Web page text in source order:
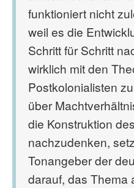
funktioniert nicht
weil es die
Schritt für Schritt
wirklich mit den
Postkolonialisten
über
die Konstruktion
nachzudenken,
Tonangeber der
darauf, das Thema